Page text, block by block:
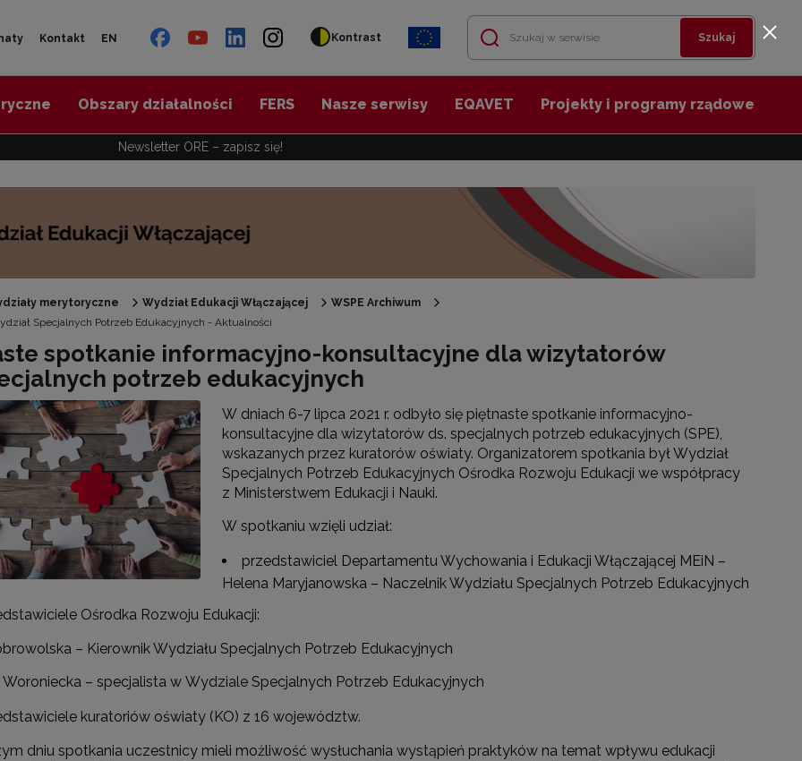
Kontakt EN Kontrast Szukaj
Obszary działalności FERS Nasze serwisy EQAVET Projekty i programy rządowe
Newsletter ORE – zapisz się!
zasoby edukacyjne"
Uzdolnień Wielorakich"
Archiwum"
Archiwum"
merytoryczne Wydział Edukacji Włączającej
WSPE Archiwum
Specjalnych Potrzeb Edukacyjnych - Aktualności
spotkanie informacyjno-konsultacyjne dla wizytatorów
potrzeb edukacyjnych
W dniach 6-7 lipca 2021 r. odbyło się piętnaste spotkanie informacyjno-
konsultacyjne dla wizytatorów ds. specjalnych potrzeb edukacyjnych (SPE),
wskazanych przez kuratorów oświaty. Organizatorem spotkania był Wydział
Specjalnych Potrzeb Edukacyjnych Ośrodka Rozwoju Edukacji we współpracy
z Ministerstwem Edukacji i Nauki.
W spotkaniu wzięli udział:
przedstawiciel Departamentu Wychowania i Edukacji Włączającej MEiN –
Helena Maryjanowska – Naczelnik Wydziału Specjalnych Potrzeb Edukacyjnych
Ośrodka Rozwoju Edukacji:
– Kierownik Wydziału Specjalnych Potrzeb Edukacyjnych
Woroniecka – specjalista w Wydziale Specjalnych Potrzeb Edukacyjnych
kuratoriów oświaty (KO) z 16 województw.
dniu spotkania uczestnicy mieli możliwość wysłuchania wystąpień praktyków na temat wpływu edukacji